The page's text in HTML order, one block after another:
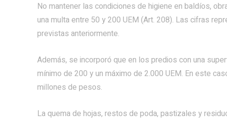
No mantener las condiciones de higiene en baldíos,
una multa entre 50 y 200 UEM (Art. 208). Las cifras
previstas anteriormente.
Además, se incorporó que en los predios con una
mínimo de 200 y un máximo de 2.000 UEM. En este
millones de pesos.
La quema de hojas, restos de poda, pastizales y